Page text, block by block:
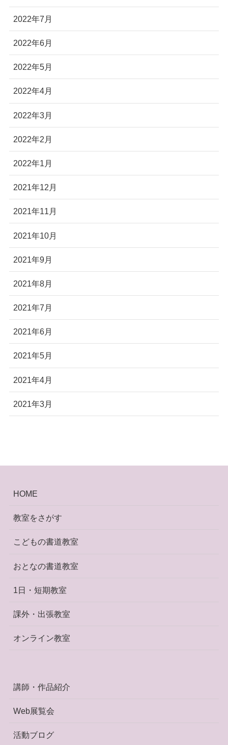
2022年7月
2022年6月
2022年5月
2022年4月
2022年3月
2022年2月
2022年1月
2021年12月
2021年11月
2021年10月
2021年9月
2021年8月
2021年7月
2021年6月
2021年5月
2021年4月
2021年3月
HOME
教室をさがす
こどもの書道教室
おとなの書道教室
1日・短期教室
課外・出張教室
オンライン教室
講師・作品紹介
Web展覧会
活動ブログ